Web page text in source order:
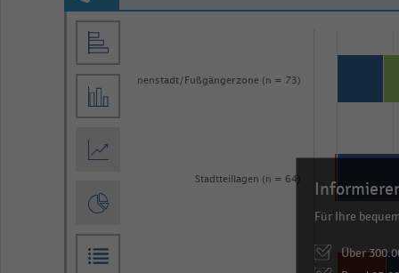
Innenstadt/Fußgängerzone (n = 73)
Stadtteillagen (n = 64)
Für Ihre
Über